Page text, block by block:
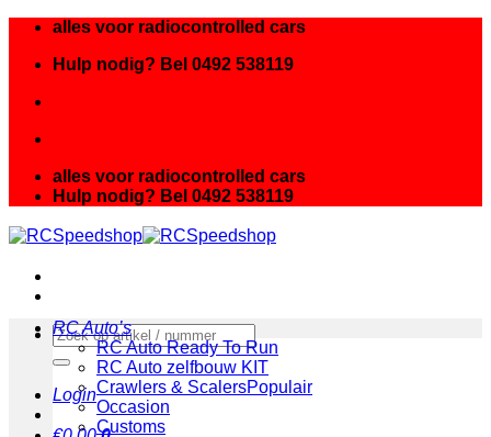
inhoud
alles voor radiocontrolled cars
Hulp nodig? Bel 0492 538119
alles voor radiocontrolled cars
Hulp nodig? Bel 0492 538119
Zoeken
naar:
Login
RC Auto’s
RC Auto Ready To Run
RC Auto zelfbouw KIT
Crawlers & Scalers
Occasion
Customs